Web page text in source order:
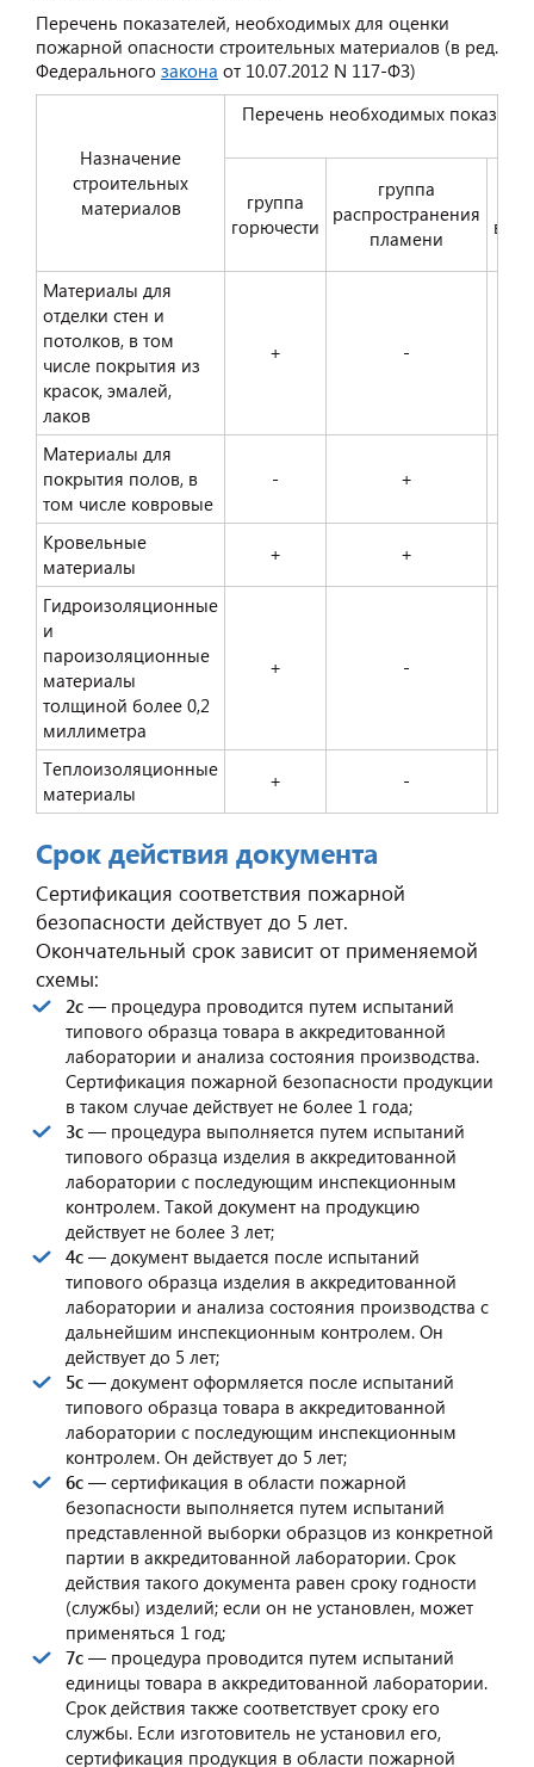
Перечень показателей, необходимых для оценки
пожарной опасности строительных материалов (в ред.
Федерального закона от 10.07.2012 N 117-ФЗ)
Назначение
строительных
материалов
Перечень необходимых
группа
горючести
группа
распространения
пламени
Материалы для
отделки стен и
потолков, в том
числе покрытия из
красок, эмалей,
лаков
+ -
Материалы для
покрытия полов, в
том числе ковровые
- +
Кровельные
материалы
+ +
Гидроизоляционные
и
пароизоляционные
материалы
толщиной более 0,2
миллиметра
+ -
Теплоизоляционные
материалы
+ -
Срок действия документа
Сертификация соответствия пожарной
безопасности действует до 5 лет.
Окончательный срок зависит от применяемой
схемы:
2с — процедура проводится путем испытаний
типового образца товара в аккредитованной
лаборатории и анализа состояния производства.
Сертификация пожарной безопасности продукции
в таком случае действует не более 1 года;
3с — процедура выполняется путем испытаний
типового образца изделия в аккредитованной
лаборатории с последующим инспекционным
контролем. Такой документ на продукцию
действует не более 3 лет;
4с — документ выдается после испытаний
типового образца изделия в аккредитованной
лаборатории и анализа состояния производства с
дальнейшим инспекционным контролем. Он
действует до 5 лет;
5с — документ оформляется после испытаний
типового образца товара в аккредитованной
лаборатории с последующим инспекционным
контролем. Он действует до 5 лет;
6с — сертификация в области пожарной
безопасности выполняется путем испытаний
представленной выборки образцов из конкретной
партии в аккредитованной лаборатории. Срок
действия такого документа равен сроку годности
(службы) изделий; если он не установлен, может
применяться 1 год;
7с — процедура проводится путем испытаний
единицы товара в аккредитованной лаборатории.
Срок действия также соответствует сроку его
службы. Если изготовитель не установил его,
сертификация продукция в области пожарной